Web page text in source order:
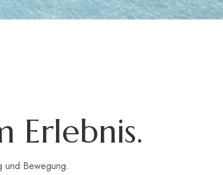
Erlebnis.
und Bewegung.